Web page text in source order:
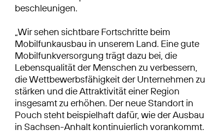
beschleunigen.
„Wir sehen sichtbare Fortschritte beim
Mobilfunkausbau in unserem Land. Eine gute
Mobilfunkversorgung trägt dazu bei, die
Lebensqualität der Menschen zu verbessern,
die Wettbewerbsfähigkeit der Unternehmen zu
stärken und die Attraktivität einer Region
insgesamt zu erhöhen. Der neue Standort in
Pouch steht beispielhaft dafür, wie der Ausbau
in Sachsen-Anhalt kontinuierlich vorankommt.